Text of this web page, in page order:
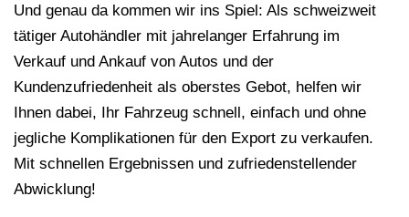
Und genau da kommen wir ins Spiel: Als schweizweit
tätiger Autohändler mit jahrelanger Erfahrung im
Verkauf und Ankauf von Autos und der
Kundenzufriedenheit als oberstes Gebot, helfen wir
Ihnen dabei, Ihr Fahrzeug schnell, einfach und ohne
jegliche Komplikationen für den Export zu verkaufen.
Mit schnellen Ergebnissen und zufriedenstellender
Abwicklung!